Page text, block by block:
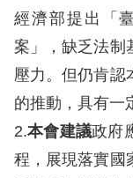
經濟部提出「
案」，缺乏法制
壓力。但仍肯認
的推動，具有一
2.本會建議政府
程，展現落實國